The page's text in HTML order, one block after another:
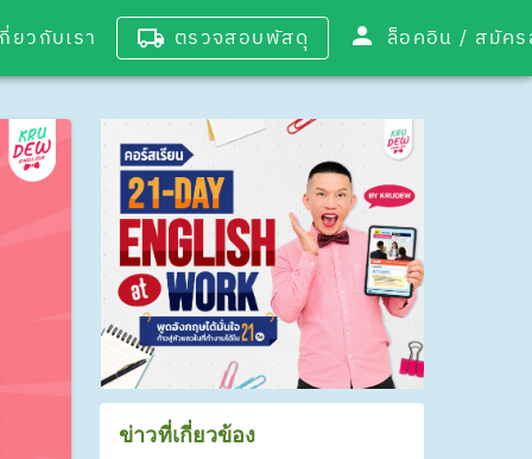
ยวกับเรา ตรวจสอบพัสดุ ล็อคอิน /
ข่าวที่เกี่ยวข้อง